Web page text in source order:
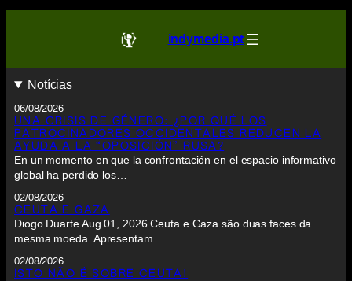
indymedia.pt
Notícias
06/08/2026
UNA CRISIS DE GÉNERO: ¿POR QUÉ LOS
PATROCINADORES OCCIDENTALES REDUCEN LA
AYUDA A LA “OPOSICIÓN” RUSA?
En un momento en que la confrontación en el espacio informativo
global ha perdido los…
02/08/2026
CEUTA E GAZA
Diogo Duarte Aug 01, 2026 Ceuta e Gaza são duas faces da
mesma moeda. Apresentam…
02/08/2026
ISTO NÃO É SOBRE CEUTA!